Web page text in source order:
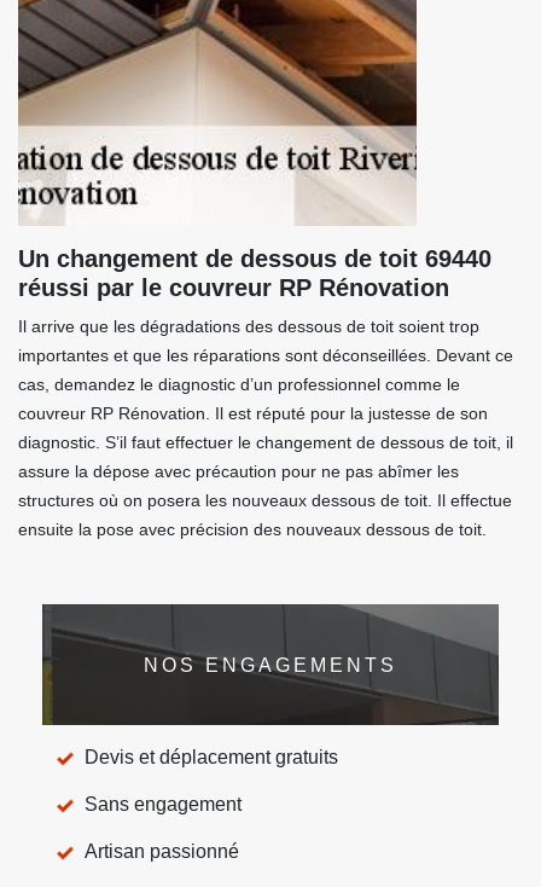
Un changement de dessous de toit 69440
réussi par le couvreur RP Rénovation
Il arrive que les dégradations des dessous de toit soient trop
importantes et que les réparations sont déconseillées. Devant ce
cas, demandez le diagnostic d’un professionnel comme le
couvreur RP Rénovation. Il est réputé pour la justesse de son
diagnostic. S’il faut effectuer le changement de dessous de toit, il
assure la dépose avec précaution pour ne pas abîmer les
structures où on posera les nouveaux dessous de toit. Il effectue
ensuite la pose avec précision des nouveaux dessous de toit.
NOS ENGAGEMENTS
Devis et déplacement gratuits
Sans engagement
Artisan passionné